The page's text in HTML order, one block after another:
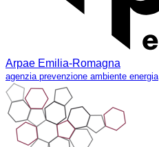
Arpae Emilia-Romagna
agenzia prevenzione ambiente energia